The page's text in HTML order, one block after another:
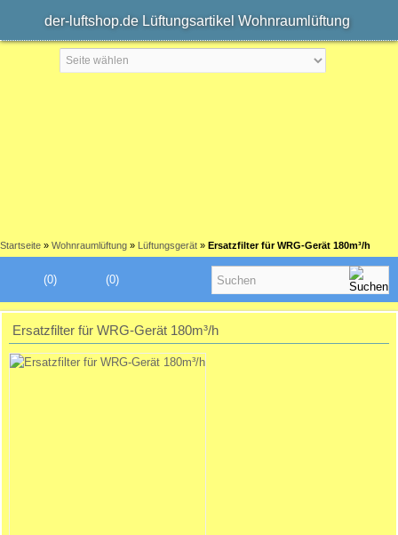
der-luftshop.de Lüftungsartikel Wohnraumlüftung
Startseite » Wohnraumlüftung » Lüftungsgerät » Ersatzfilter für WRG-Gerät 180m³/h
(0)
(0)
Ersatzfilter für WRG-Gerät 180m³/h